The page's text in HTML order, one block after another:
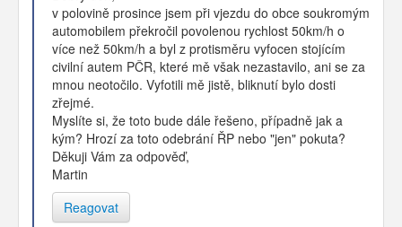
v polovině prosince jsem při vjezdu do obce soukromým
automobilem překročil povolenou rychlost 50km/h o
více než 50km/h a byl z protisměru vyfocen stojícím
civilní autem PČR, které mě však nezastavilo, ani se za
mnou neotočilo. Vyfotili mě jistě, bliknutí bylo dosti
zřejmé.
Myslíte si, že toto bude dále řešeno, případně jak a
kým? Hrozí za toto odebrání ŘP nebo "jen" pokuta?
Děkuji Vám za odpověď,
Martin
Reagovat